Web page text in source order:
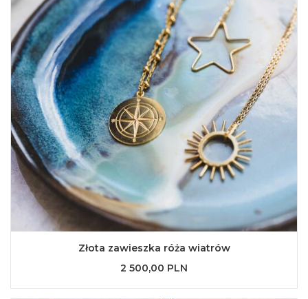
Złota zawieszka róża wiatrów
2 500,00 PLN